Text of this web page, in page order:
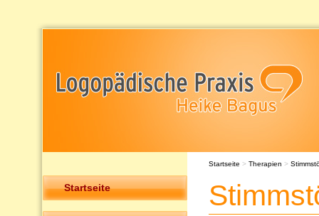
Startseite
Startseite > Therapien >